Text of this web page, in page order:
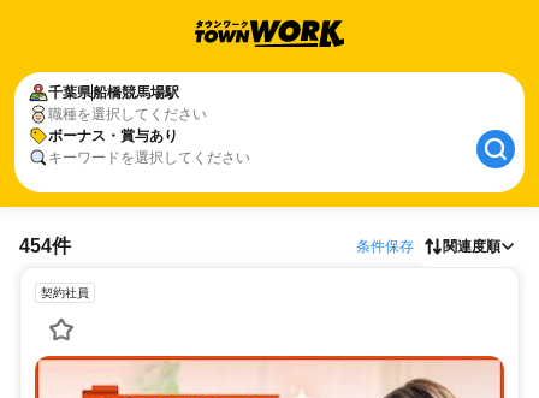
千葉県船橋競馬場駅
職種を選択してください
ボーナス・賞与あり
キーワードを選択してください
454件 条件保存 関連度順
契約社員